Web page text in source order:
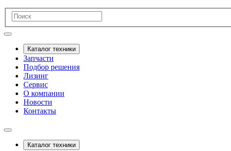
Каталог техники
Запчасти
Подбор решения
Лизинг
Сервис
О компании
Новости
Контакты
Каталог техники